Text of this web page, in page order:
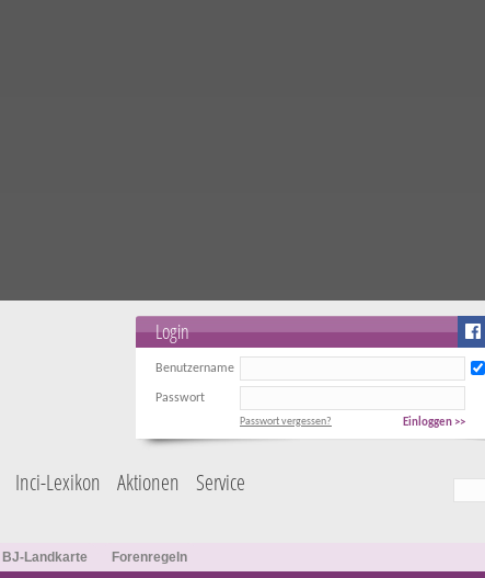
Login
Benutzername
Passwort
Einloggen >>
Passwort vergessen?
Inci-Lexikon Aktionen Service
BJ-Landkarte Forenregeln